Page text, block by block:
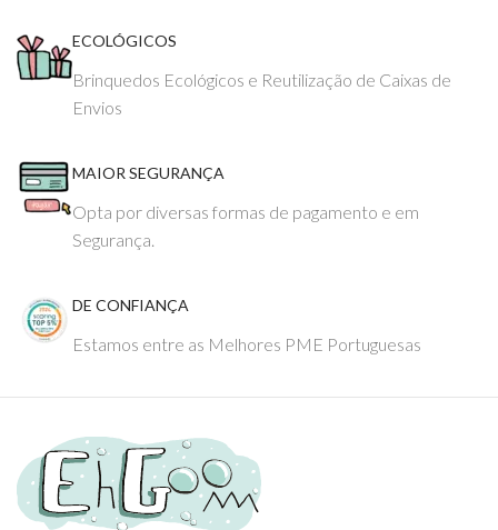
ECOLÓGICOS
Brinquedos Ecológicos e Reutilização de Caixas de
Envios
MAIOR SEGURANÇA
Opta por diversas formas de pagamento e em
Segurança.
DE CONFIANÇA
Estamos entre as Melhores PME Portuguesas